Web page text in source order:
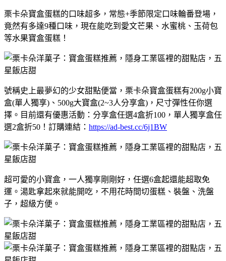
栗卡朵寶盒蛋糕的口味超多，常態+季節限定口味輪番登場，
竟然有多達9種口味，現在能吃到愛文芒果、水蜜桃、玉荷包
等水果寶盒蛋糕！
號稱史上最夢幻的少女甜點便當，栗卡朵寶盒蛋糕有200g小寶
盒(單人獨享)、500g大寶盒(2~3人分享盒)，尺寸彈性任你選
擇。目前還有優惠活動：分享盒任選4盒折100，單人獨享盒任
選2盒折50！訂購連結： https://ad-best.cc/6j1BW
超可愛的小寶盒，一人獨享剛剛好，任選6盒起還能超取免
運。湯匙拿起來就能開吃，不用花時間切蛋糕、裝盤、洗盤
子，超級方便。